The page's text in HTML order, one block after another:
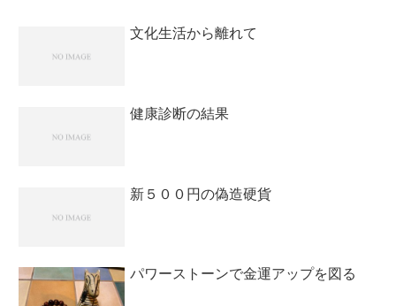
文化生活から離れて
健康診断の結果
新５００円の偽造硬貨
パワーストーンで金運アップを図る